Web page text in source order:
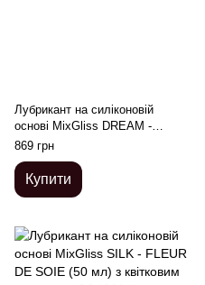
Лубрикант на силіконовій
основі MixGliss DREAM -
CAMELIA BLANC (50 мл) з
ароматом білої камелії
869 грн
Купити